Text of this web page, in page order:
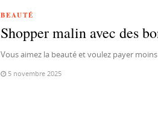
BEAUTÉ
Shopper malin avec des
Vous aimez la beauté et voulez payer
5 novembre 2025